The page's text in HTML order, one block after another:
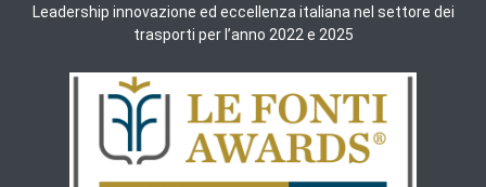
Leadership innovazione ed eccellenza italiana nel settore dei
trasporti per l’anno 2022 e 2025